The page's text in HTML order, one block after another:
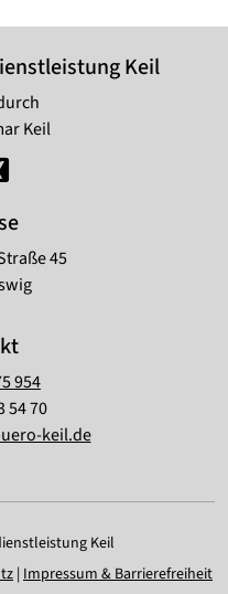
Keil
Keil
45
954
54 70
keil.de
Keil
| Impressum & Barrierefreiheit